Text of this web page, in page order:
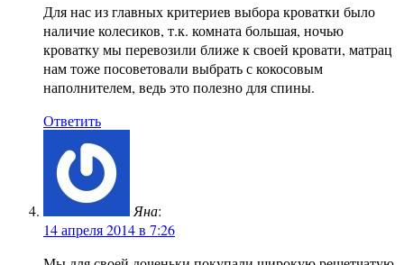
Для нас из главных критериев выбора кроватки было
наличие колесиков, т.к. комната большая, ночью
кроватку мы перевозили ближе к своей кровати, матрац
нам тоже посоветовали выбрать с кокосовым
наполнителем, ведь это полезно для спины.
Ответить
Яна:
14 апреля 2014 в 7:26